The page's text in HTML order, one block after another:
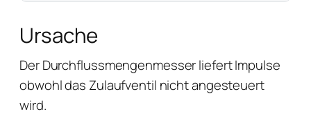
Ursache
Der Durchflussmengenmesser liefert Impulse
obwohl das Zulaufventil nicht angesteuert
wird.